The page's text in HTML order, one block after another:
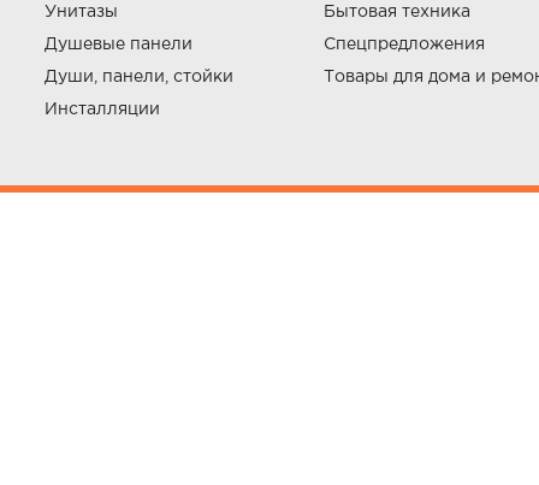
Унитазы
Душевые панели
Души, панели, стойки
Инсталляции
Бытовая техника
Спецпредложения
Товары для дома и